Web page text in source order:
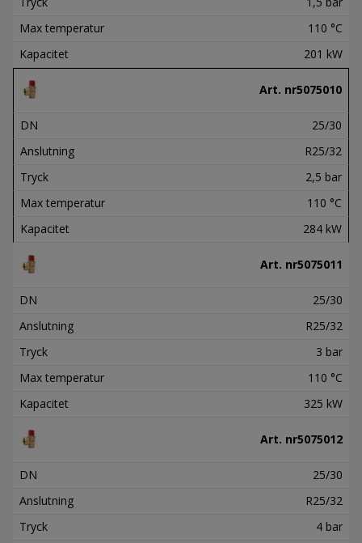
Max temperatur
110 °C
Kapacitet
201 kW
Art. nr5075010
DN
25/30
Anslutning
R25/32
Tryck
2,5 bar
Max temperatur
110 °C
Kapacitet
284 kW
Art. nr5075011
DN
25/30
Anslutning
R25/32
Tryck
3 bar
Max temperatur
110 °C
Kapacitet
325 kW
Art. nr5075012
DN
25/30
Anslutning
R25/32
Tryck
4 bar